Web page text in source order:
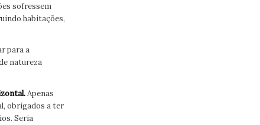
sofressem
habitações,
para a
natureza
Apenas
obrigados a ter
Seria